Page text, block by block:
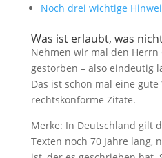
Noch drei wichtige
Was ist erlaubt, was
Nehmen wir mal den Herrn
gestorben – also eindeutig
Das ist schon mal eine
rechtskonforme Zitate.
Merke: In Deutschland gilt
Texten noch 70 Jahre lang,